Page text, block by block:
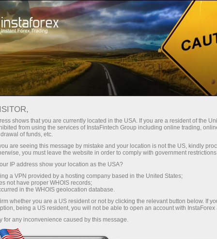
Структурированные Инвестиции
Фиксированной Доходности (СИФД)
— абсолютная гарантия
прибыльности ваших средств
Инвестируйте с полной уверенностью в том, что через6
месяцевторговли получите прирост
средств, несмотря ни на какие рыночные факторы
Открыть счет
shows that you are currently located in the USA. If you are a resident of the
from using the services of InstaFintech Group including online trading,
of funds, etc.
are seeing this message by mistake and your location is not the US, kindly
you must leave the website in order to comply with government
IP address show your location as the USA?
a VPN provided by a hosting company based in the United States;
not have proper WHOIS records;
in the WHOIS geolocation database.
whether you are a US resident or not by clicking the relevant button below. If
being a US resident, you will not be able to open an account with InstaForex
for any inconvenience caused by this message.